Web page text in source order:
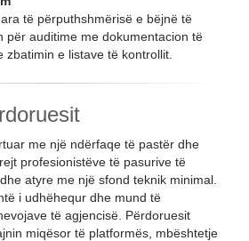
të përputhshmërisë e bëjnë të
për auditime me dokumentacion të
zbatimin e listave të kontrollit.
me një ndërfaqe të pastër dhe
profesionistëve të pasurive të
atyre me një sfond teknik minimal.
i udhëhequr dhe mund të
të agjencisë. Përdoruesit
miqësor të platformës, mbështetje